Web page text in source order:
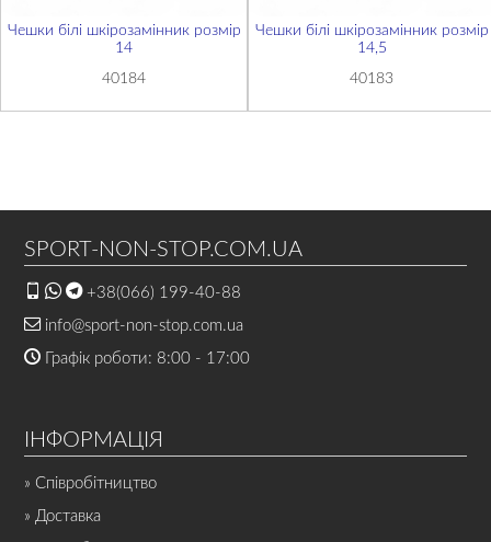
Чешки білі шкірозамінник розмір
14
40184
Чешки білі шкірозамінник розмір
14,5
40183
SPORT-NON-STOP.COM.UA
+38(066) 199-40-88
info@sport-non-stop.com.ua
Графік роботи: 8:00 - 17:00
ІНФОРМАЦІЯ
» Співробітництво
» Доставка